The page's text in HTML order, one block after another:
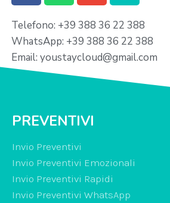
Telefono: +39 388 36 22 388
WhatsApp: +39 388 36 22 388
Email: youstaycloud@gmail.com
PREVENTIVI
Invio Preventivi
Invio Preventivi Emozionali
Invio Preventivi Rapidi
Invio Preventivi WhatsApp